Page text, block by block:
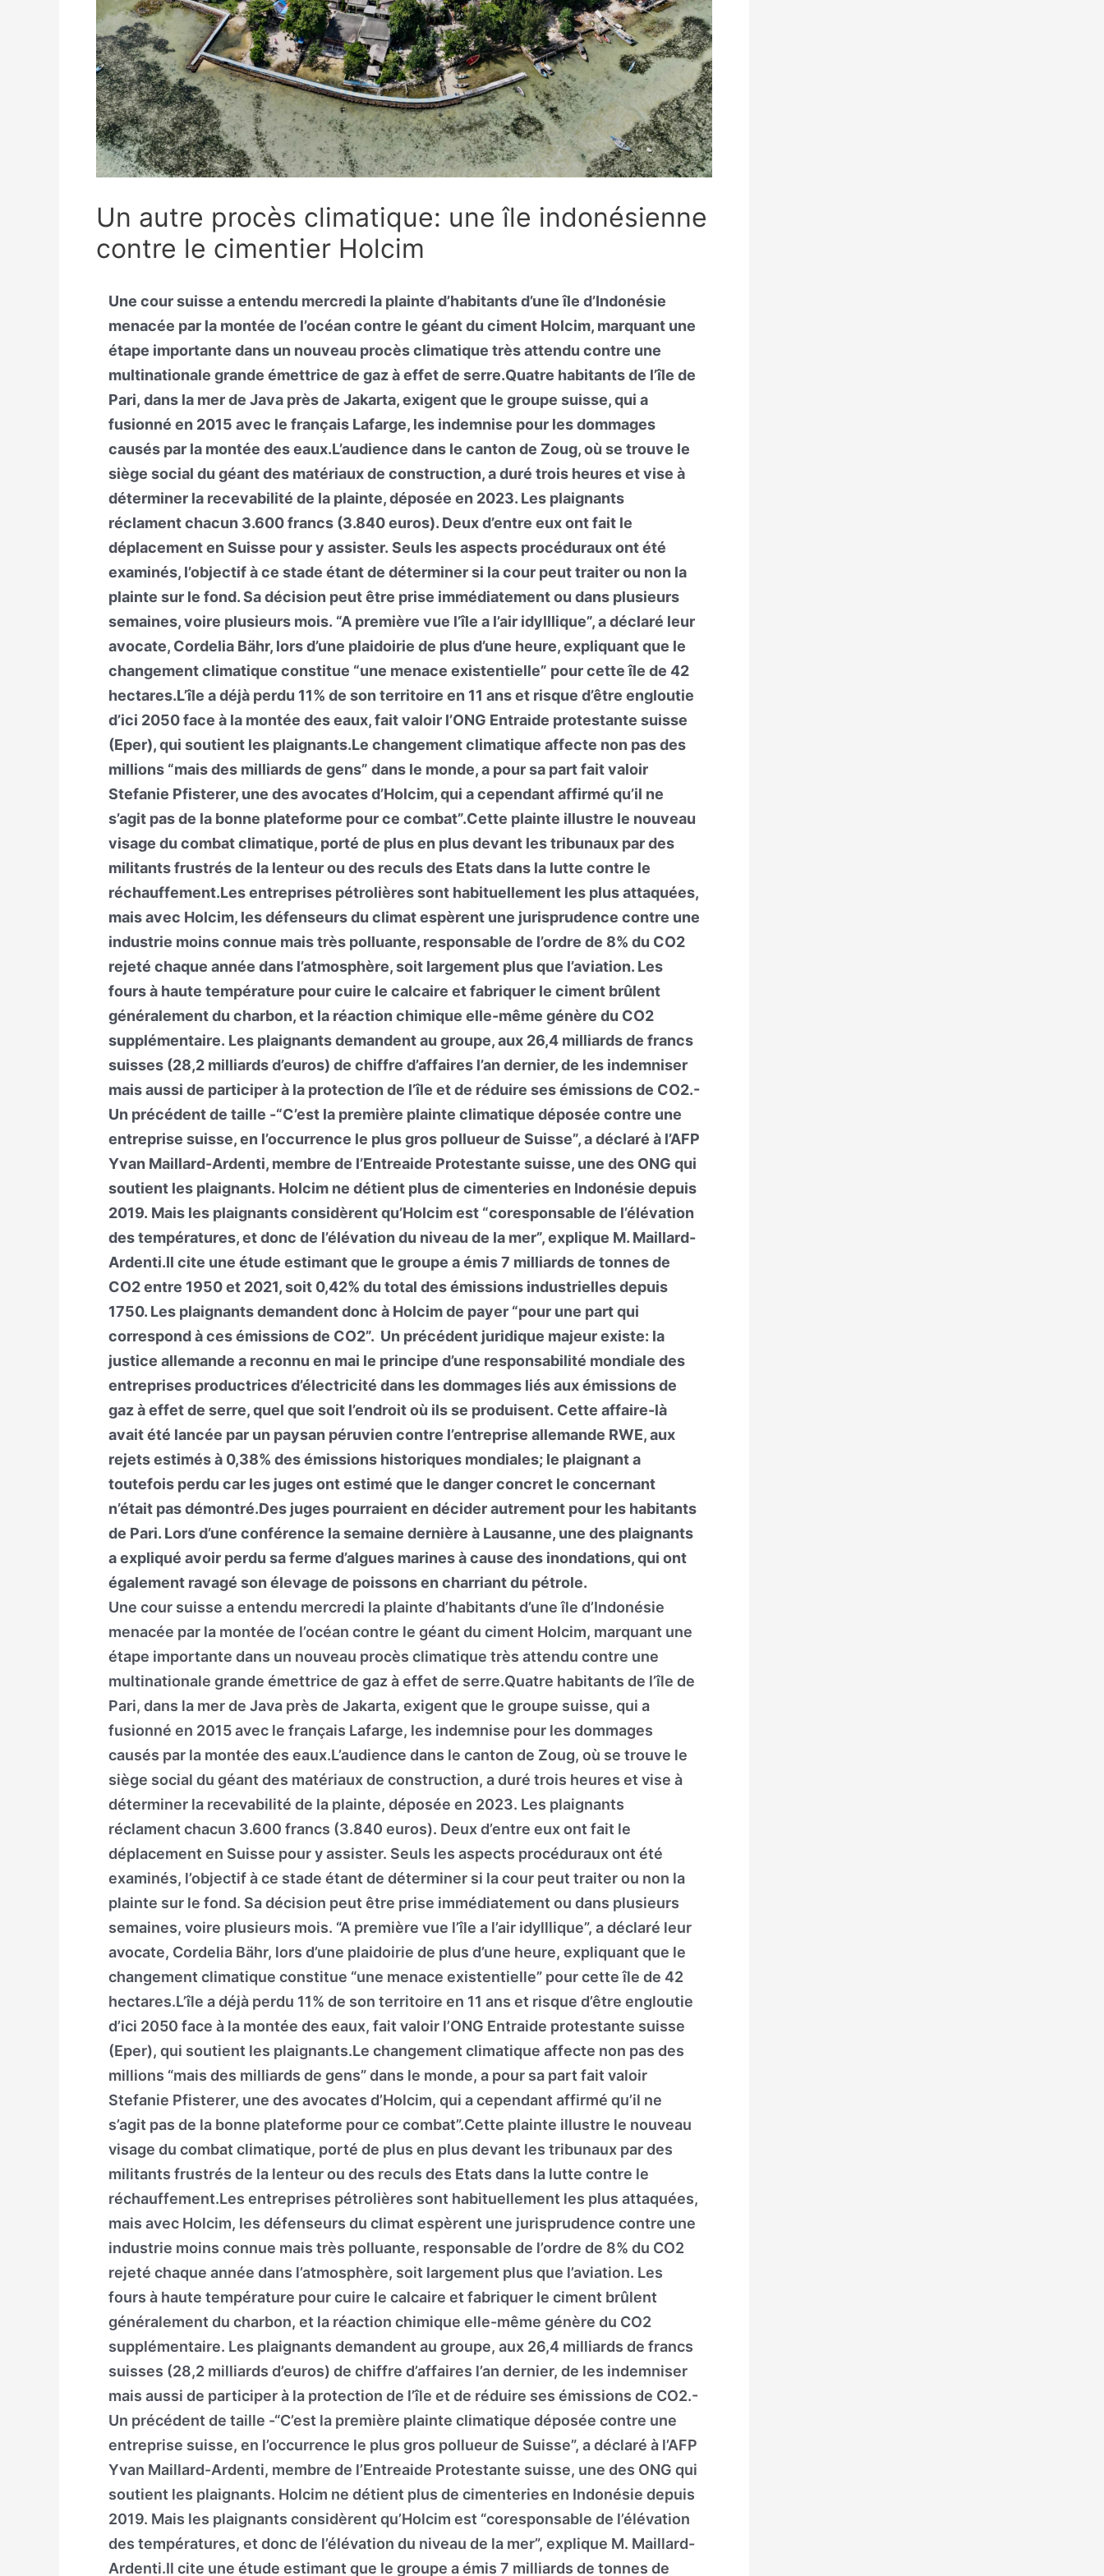
Un autre procès climatique: une île indonésienne
contre le cimentier Holcim
Une cour suisse a entendu mercredi la plainte d’habitants d’une île d’Indonésie
menacée par la montée de l’océan contre le géant du ciment Holcim, marquant une
étape importante dans un nouveau procès climatique très attendu contre une
multinationale grande émettrice de gaz à effet de serre.Quatre habitants de l’île de
Pari, dans la mer de Java près de Jakarta, exigent que le groupe suisse, qui a
fusionné en 2015 avec le français Lafarge, les indemnise pour les dommages
causés par la montée des eaux.L’audience dans le canton de Zoug, où se trouve le
siège social du géant des matériaux de construction, a duré trois heures et vise à
déterminer la recevabilité de la plainte, déposée en 2023. Les plaignants
réclament chacun 3.600 francs (3.840 euros). Deux d’entre eux ont fait le
déplacement en Suisse pour y assister. Seuls les aspects procéduraux ont été
examinés, l’objectif à ce stade étant de déterminer si la cour peut traiter ou non la
plainte sur le fond. Sa décision peut être prise immédiatement ou dans plusieurs
semaines, voire plusieurs mois. “A première vue l’île a l’air idylllique”, a déclaré leur
avocate, Cordelia Bähr, lors d’une plaidoirie de plus d’une heure, expliquant que le
changement climatique constitue “une menace existentielle” pour cette île de 42
hectares.L’île a déjà perdu 11% de son territoire en 11 ans et risque d’être engloutie
d’ici 2050 face à la montée des eaux, fait valoir l’ONG Entraide protestante suisse
(Eper), qui soutient les plaignants.Le changement climatique affecte non pas des
millions “mais des milliards de gens” dans le monde, a pour sa part fait valoir
Stefanie Pfisterer, une des avocates d’Holcim, qui a cependant affirmé qu’il ne
s’agit pas de la bonne plateforme pour ce combat”.Cette plainte illustre le nouveau
visage du combat climatique, porté de plus en plus devant les tribunaux par des
militants frustrés de la lenteur ou des reculs des Etats dans la lutte contre le
réchauffement.Les entreprises pétrolières sont habituellement les plus attaquées,
mais avec Holcim, les défenseurs du climat espèrent une jurisprudence contre une
industrie moins connue mais très polluante, responsable de l’ordre de 8% du CO2
rejeté chaque année dans l’atmosphère, soit largement plus que l’aviation. Les
fours à haute température pour cuire le calcaire et fabriquer le ciment brûlent
généralement du charbon, et la réaction chimique elle-même génère du CO2
supplémentaire. Les plaignants demandent au groupe, aux 26,4 milliards de francs
suisses (28,2 milliards d’euros) de chiffre d’affaires l’an dernier, de les indemniser
mais aussi de participer à la protection de l’île et de réduire ses émissions de CO2.-
Un précédent de taille -“C’est la première plainte climatique déposée contre une
entreprise suisse, en l’occurrence le plus gros pollueur de Suisse”, a déclaré à l’AFP
Yvan Maillard-Ardenti, membre de l’Entreaide Protestante suisse, une des ONG qui
soutient les plaignants. Holcim ne détient plus de cimenteries en Indonésie depuis
2019. Mais les plaignants considèrent qu’Holcim est “coresponsable de l’élévation
des températures, et donc de l’élévation du niveau de la mer”, explique M. Maillard-
Ardenti.Il cite une étude estimant que le groupe a émis 7 milliards de tonnes de
CO2 entre 1950 et 2021, soit 0,42% du total des émissions industrielles depuis
1750. Les plaignants demandent donc à Holcim de payer “pour une part qui
correspond à ces émissions de CO2”. Un précédent juridique majeur existe: la
justice allemande a reconnu en mai le principe d’une responsabilité mondiale des
entreprises productrices d’électricité dans les dommages liés aux émissions de
gaz à effet de serre, quel que soit l’endroit où ils se produisent. Cette affaire-là
avait été lancée par un paysan péruvien contre l’entreprise allemande RWE, aux
rejets estimés à 0,38% des émissions historiques mondiales; le plaignant a
toutefois perdu car les juges ont estimé que le danger concret le concernant
n’était pas démontré.Des juges pourraient en décider autrement pour les habitants
de Pari. Lors d’une conférence la semaine dernière à Lausanne, une des plaignants
a expliqué avoir perdu sa ferme d’algues marines à cause des inondations, qui ont
également ravagé son élevage de poissons en charriant du pétrole.
Une cour suisse a entendu mercredi la plainte d’habitants d’une île d’Indonésie
menacée par la montée de l’océan contre le géant du ciment Holcim, marquant une
étape importante dans un nouveau procès climatique très attendu contre une
multinationale grande émettrice de gaz à effet de serre.Quatre habitants de l’île de
Pari, dans la mer de Java près de Jakarta, exigent que le groupe suisse, qui a
fusionné en 2015 avec le français Lafarge, les indemnise pour les dommages
causés par la montée des eaux.L’audience dans le canton de Zoug, où se trouve le
siège social du géant des matériaux de construction, a duré trois heures et vise à
déterminer la recevabilité de la plainte, déposée en 2023. Les plaignants
réclament chacun 3.600 francs (3.840 euros). Deux d’entre eux ont fait le
déplacement en Suisse pour y assister. Seuls les aspects procéduraux ont été
examinés, l’objectif à ce stade étant de déterminer si la cour peut traiter ou non la
plainte sur le fond. Sa décision peut être prise immédiatement ou dans plusieurs
semaines, voire plusieurs mois. “A première vue l’île a l’air idylllique”, a déclaré leur
avocate, Cordelia Bähr, lors d’une plaidoirie de plus d’une heure, expliquant que le
changement climatique constitue “une menace existentielle” pour cette île de 42
hectares.L’île a déjà perdu 11% de son territoire en 11 ans et risque d’être engloutie
d’ici 2050 face à la montée des eaux, fait valoir l’ONG Entraide protestante suisse
(Eper), qui soutient les plaignants.Le changement climatique affecte non pas des
millions “mais des milliards de gens” dans le monde, a pour sa part fait valoir
Stefanie Pfisterer, une des avocates d’Holcim, qui a cependant affirmé qu’il ne
s’agit pas de la bonne plateforme pour ce combat”.Cette plainte illustre le nouveau
visage du combat climatique, porté de plus en plus devant les tribunaux par des
militants frustrés de la lenteur ou des reculs des Etats dans la lutte contre le
réchauffement.Les entreprises pétrolières sont habituellement les plus attaquées,
mais avec Holcim, les défenseurs du climat espèrent une jurisprudence contre une
industrie moins connue mais très polluante, responsable de l’ordre de 8% du CO2
rejeté chaque année dans l’atmosphère, soit largement plus que l’aviation. Les
fours à haute température pour cuire le calcaire et fabriquer le ciment brûlent
généralement du charbon, et la réaction chimique elle-même génère du CO2
supplémentaire. Les plaignants demandent au groupe, aux 26,4 milliards de francs
suisses (28,2 milliards d’euros) de chiffre d’affaires l’an dernier, de les indemniser
mais aussi de participer à la protection de l’île et de réduire ses émissions de CO2.-
Un précédent de taille -“C’est la première plainte climatique déposée contre une
entreprise suisse, en l’occurrence le plus gros pollueur de Suisse”, a déclaré à l’AFP
Yvan Maillard-Ardenti, membre de l’Entreaide Protestante suisse, une des ONG qui
soutient les plaignants. Holcim ne détient plus de cimenteries en Indonésie depuis
2019. Mais les plaignants considèrent qu’Holcim est “coresponsable de l’élévation
des températures, et donc de l’élévation du niveau de la mer”, explique M. Maillard-
Ardenti.Il cite une étude estimant que le groupe a émis 7 milliards de tonnes de